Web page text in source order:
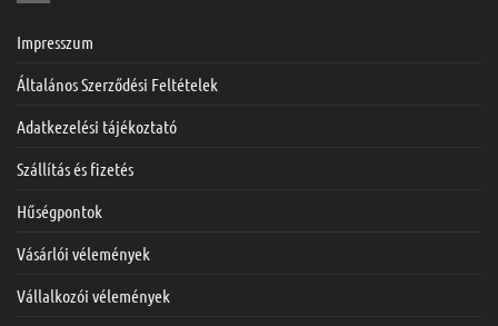
Impresszum
Általános Szerződési Feltételek
Adatkezelési tájékoztató
Szállítás és fizetés
Hűségpontok
Vásárlói vélemények
Vállalkozói vélemények